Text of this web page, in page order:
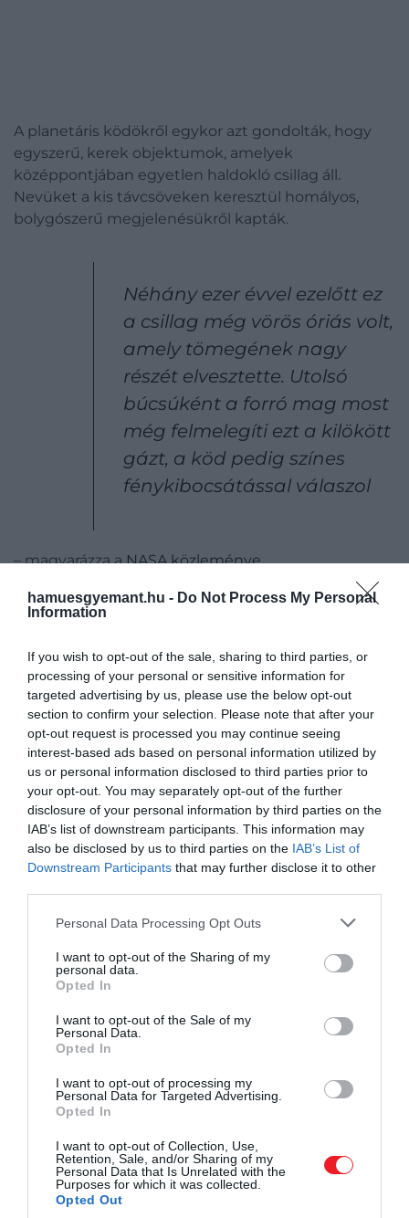
hamuesgyemant.hu - Do Not Process My Personal
Information
If you wish to opt-out of the sale, sharing to third parties, or
processing of your personal or sensitive information for
targeted advertising by us, please use the below opt-out
section to confirm your selection. Please note that after your
opt-out request is processed you may continue seeing
interest-based ads based on personal information utilized by
us or personal information disclosed to third parties prior to
your opt-out. You may separately opt-out of the further
disclosure of your personal information by third parties on the
IAB’s list of downstream participants. This information may
also be disclosed by us to third parties on the IAB’s List of
Downstream Participants that may further disclose it to other
Please note that this website/app uses one or more Google
not limited to your visit or usage behaviour. You may click to
grant or deny consent to Google and its third-party tags to
use your data for below specified purposes in below Google
consent section.
Personal Data Processing Opt Outs
I want to opt-out of the Sharing of my
personal data.
Opted In
I want to opt-out of the Sale of my
Personal Data.
Opted In
I want to opt-out of processing my
Personal Data for Targeted Advertising.
Opted In
I want to opt-out of Collection, Use,
Retention, Sale, and/or Sharing of my
Personal Data that Is Unrelated with the
Purposes for which it was collected.
Opted Out
A planetáris ködökről egykor azt gondolták, hogy
egyszerű, kerek objektumok, amelyek
középpontjában egyetlen haldokló csillag áll.
Nevüket a kis távcsöveken keresztül homályos,
bolygószerű megjelenésükről kapták.
Néhány ezer évvel ezelőtt ez
a csillag még vörös óriás volt,
amely tömegének nagy
részét elvesztette. Utolsó
búcsúként a forró mag most
még felmelegíti ezt a kilökött
gázt, a köd pedig színes
fénykibocsátással válaszol
– magyarázza aNASA közleménye.
Napról, hogy először el sem hiszed, hogy ez a
központi csillagunk
Az összetett tudományos kérdésekre egyébként
maga a Gyűrűs-köd megfelelő és ideális alany, mivel
csillagászatilag közel van, körülbelül 2200
fényévnyire. Emellett fényes, tiszta nyári estéken
távcsővel látható az északi féltekéről és a déli félteke
nagy részéről egyaránt.
olyan, mint egy kozmikus időgép
képeket, megdöbbentett
részletesség. A fényes gyűrű,
amely a ködnek a nevét